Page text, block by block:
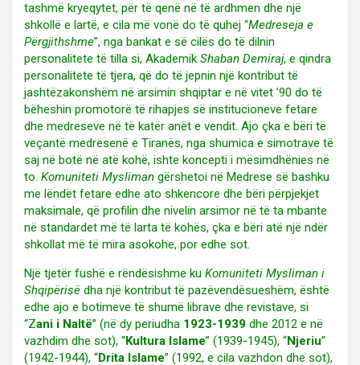
tashmë kryeqytet, për të qenë në të ardhmen dhe një
shkollë e lartë, e cila më vonë do të quhej “Medreseja e
Përgjithshme”, nga bankat e së cilës do të dilnin
personalitete të tilla si, Akademik Shaban Demiraj, e qindra
personalitete të tjera, që do të jepnin një kontribut të
jashtëzakonshëm në arsimin shqiptar e në vitet ’90 do të
bëheshin promotorë të rihapjes së institucioneve fetare
dhe medreseve në të katër anët e vendit. Ajo çka e bëri të
veçantë medresenë e Tiranës, nga shumica e simotrave të
saj në botë në atë kohë, ishte koncepti i mësimdhënies në
to. Komuniteti Mysliman gërshetoi në Medrese së bashku
me lëndët fetare edhe ato shkencore dhe bëri përpjekjet
maksimale, që profilin dhe nivelin arsimor në të ta mbante
në standardet më të larta të kohës, çka e bëri atë një ndër
shkollat më të mira asokohe, por edhe sot.
Një tjetër fushë e rëndësishme ku Komuniteti Mysliman i
Shqipërisë dha një kontribut të pazëvendësueshëm, është
edhe ajo e botimeve të shumë librave dhe revistave, si
“Zani i Naltë” (në dy periudha 1923-1939 dhe 2012 e në
vazhdim dhe sot), “Kultura Islame” (1939-1945), “Njeriu”
(1942-1944), “Drita Islame” (1992, e cila vazhdon dhe sot),